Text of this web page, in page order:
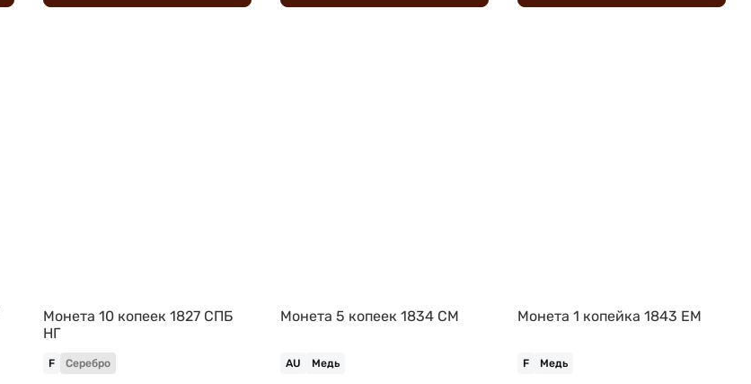
Монета 10 копеек 1827 СПБ
НГ
F Серебро
Монета 5 копеек 1834 СМ
AU Медь
Монета 1 копейка 1843 ЕМ
F Медь